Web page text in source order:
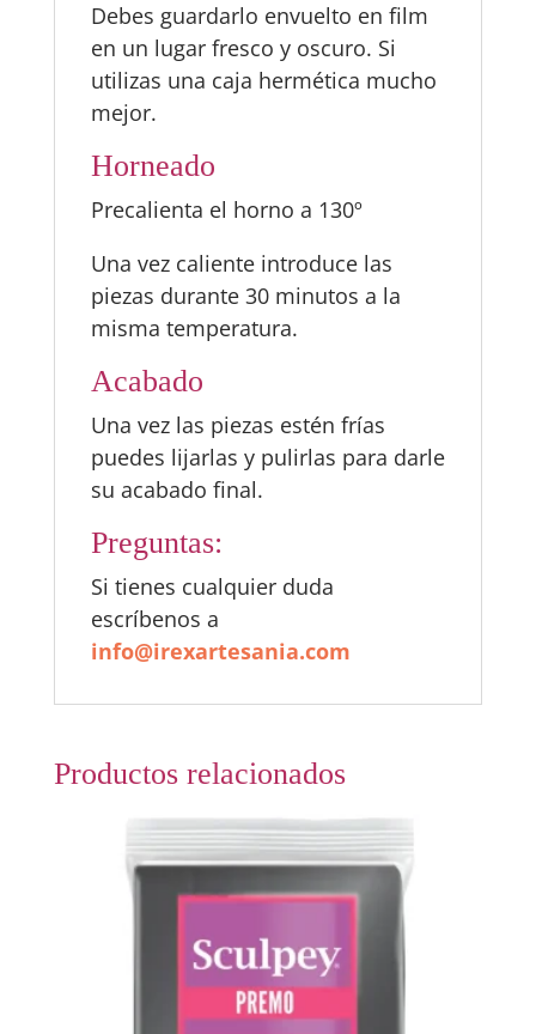
Debes guardarlo envuelto en film
en un lugar fresco y oscuro. Si
utilizas una caja hermética mucho
mejor.
Horneado
Precalienta el horno a 130º
Una vez caliente introduce las
piezas durante 30 minutos a la
misma temperatura.
Acabado
Una vez las piezas estén frías
puedes lijarlas y pulirlas para darle
su acabado final.
Preguntas:
Si tienes cualquier duda
escríbenos a
info@irexartesania.com
Productos relacionados